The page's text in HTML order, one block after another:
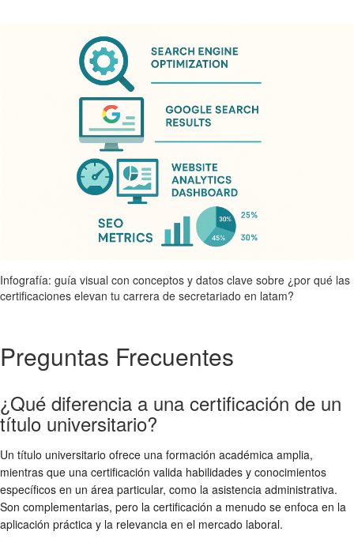
Infografía: guía visual con conceptos y datos clave sobre ¿por qué las
certificaciones elevan tu carrera de secretariado en latam?
Preguntas Frecuentes
¿Qué diferencia a una certificación de un
título universitario?
Un título universitario ofrece una formación académica amplia,
mientras que una certificación valida habilidades y conocimientos
específicos en un área particular, como la asistencia administrativa.
Son complementarias, pero la certificación a menudo se enfoca en la
aplicación práctica y la relevancia en el mercado laboral.